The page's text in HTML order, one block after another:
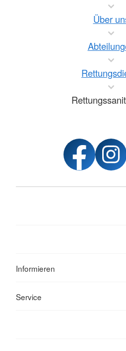
Über
Informieren
Service